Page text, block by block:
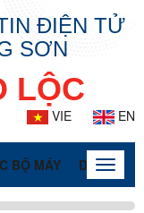
ĐIỆN TỬ
SƠN
LỘC
VIE EN
BỘ MÁY DOANH
Toggle